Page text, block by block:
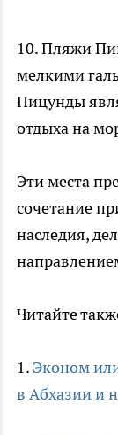
10. Пляжи
мелкими
Пицунды
отдыха на
Эти места
сочетание
наследия,
Читайте
1. Эконом
в Абхазии и